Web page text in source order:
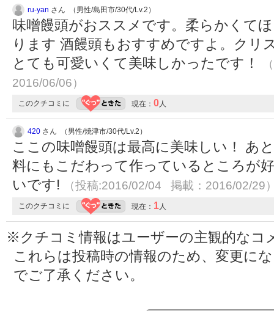
ru-yan さん （男性/島田市/30代/Lv.2）
味噌饅頭がおススメです。柔らかくて
ります 酒饅頭もおすすめですよ。クリ
とても可愛いくて美味しかったです！
2016/06/06）
このクチコミに 現在： 0人
420 さん （男性/焼津市/30代/Lv.2）
ここの味噌饅頭は最高に美味しい！ あ
料にもこだわって作っているところが
いです!
（投稿:2016/02/04 掲載：2016/02/29
このクチコミに 現在： 1人
※クチコミ情報はユーザーの主観的なコ
これらは投稿時の情報のため、変更に
でご了承ください。